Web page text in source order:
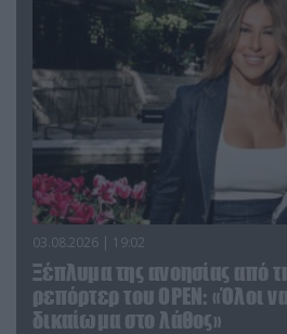
03.08.2026 | 19:02
Ξέπλυμα της ανοησίας από
ρεπόρτερ του ΟΡΕΝ: «Όλοι
δικαίωμα στο λάθος»